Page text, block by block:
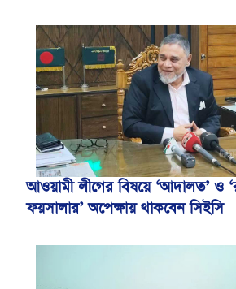
আওয়ামী লীগের বিষয়ে ‘আদালত’ ও
ফয়সালার’ অপেক্ষায় থাকবেন সিইসি